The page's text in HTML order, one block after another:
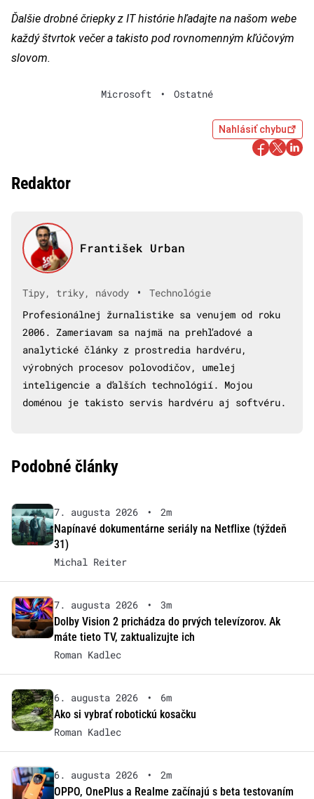
Ďalšie drobné čriepky z IT histórie hľadajte na našom webe
každý štvrtok večer a takisto pod rovnomenným kľúčovým
slovom.
Microsoft • Ostatné
Nahlásiť chybu
Redaktor
František Urban
Tipy, triky, návody •
Technológie
Profesionálnej žurnalistike sa venujem od roku
2006. Zameriavam sa najmä na prehľadové a
analytické články z prostredia hardvéru,
výrobných procesov polovodičov, umelej
inteligencie a ďalších technológií. Mojou
doménou je takisto servis hardvéru aj softvéru.
Podobné články
7. augusta 2026 •
2m
Napínavé dokumentárne seriály na Netflixe (týždeň
31)
Michal Reiter
7. augusta 2026 •
3m
Dolby Vision 2 prichádza do prvých televízorov. Ak
máte tieto TV, zaktualizujte ich
Roman Kadlec
6. augusta 2026 •
6m
Ako si vybrať robotickú kosačku
Roman Kadlec
6. augusta 2026 •
2m
OPPO, OnePlus a Realme začínajú s beta testovaním